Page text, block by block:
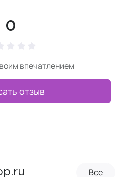
0
впечатлением
отзыв
Все